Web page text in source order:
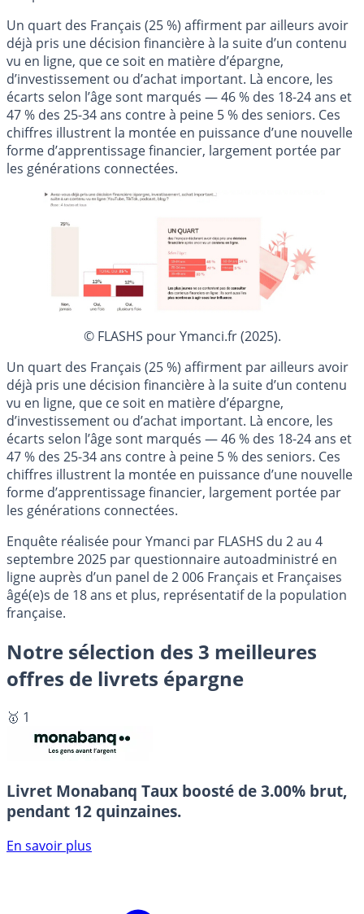
Un quart des Français (25 %) affirment par ailleurs avoir
déjà pris une décision financière à la suite d’un contenu
vu en ligne, que ce soit en matière d’épargne,
d’investissement ou d’achat important. Là encore, les
écarts selon l’âge sont marqués — 46 % des 18-24 ans et
47 % des 25-34 ans contre à peine 5 % des seniors. Ces
chiffres illustrent la montée en puissance d’une nouvelle
forme d’apprentissage financier, largement portée par
les générations connectées.
© FLASHS pour Ymanci.fr (2025).
Un quart des Français (25 %) affirment par ailleurs avoir
déjà pris une décision financière à la suite d’un contenu
vu en ligne, que ce soit en matière d’épargne,
d’investissement ou d’achat important. Là encore, les
écarts selon l’âge sont marqués — 46 % des 18-24 ans et
47 % des 25-34 ans contre à peine 5 % des seniors. Ces
chiffres illustrent la montée en puissance d’une nouvelle
forme d’apprentissage financier, largement portée par
les générations connectées.
Enquête réalisée pour Ymanci par FLASHS du 2 au 4
septembre 2025 par questionnaire autoadministré en
ligne auprès d’un panel de 2 006 Français et Françaises
âgé(e)s de 18 ans et plus, représentatif de la population
française.
Notre sélection des 3 meilleures
offres de livrets épargne
🥇 1
Livret Monabanq Taux boosté de 3.00% brut,
pendant 12 quinzaines.
En savoir plus